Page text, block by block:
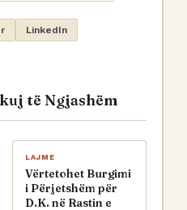
LinkedIn
të Ngjashëm
LAJME
Vërtetohet Burgimi
i Përjetshëm për
D.K. në Rastin e